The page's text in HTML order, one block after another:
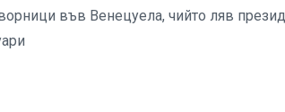
във Венецуела, чийто ляв